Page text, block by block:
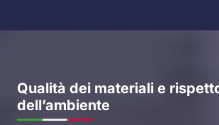
Qualità dei materiali e
dell’ambiente